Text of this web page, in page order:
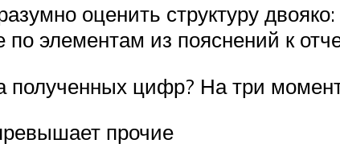
оценить структуру
элементам из пояснений к
полученных цифр? На три
прочие